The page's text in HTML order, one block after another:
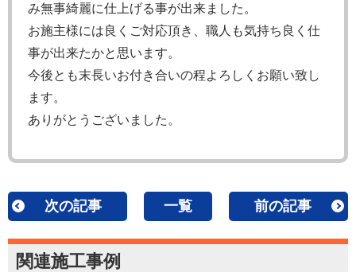
み無事綺麗に仕上げる事が出来ました。
お施主様には良くご対応頂き、職人も気持ち良く仕
事が出来たかと思います。
今後とも末長いお付き合いの程よろしくお願い致し
ます。
ありがとうございました。
次の記事 一覧 前の記事
関連施工事例